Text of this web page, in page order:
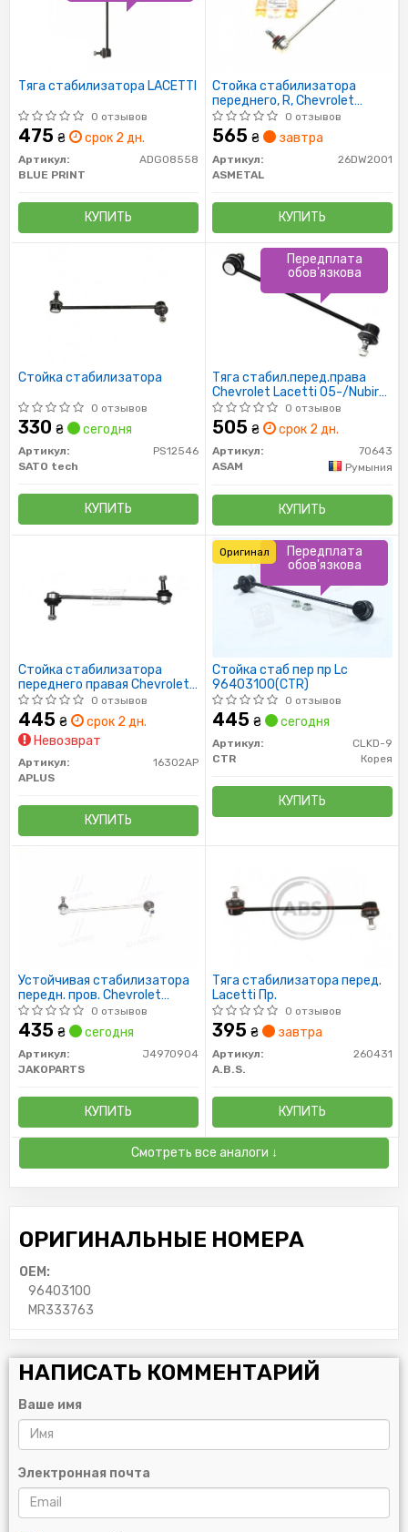
Тяга стабилизатора LACETTI
0 отзывов
475 ₴ срок 2 дн.
Артикул:
ADG08558
BLUE PRINT
КУПИТЬ
Стойка стабилизатора
переднего, R, Chevrolet
Lacetti 03-/Daewoo Lacetti,
Nubira 03-
0 отзывов
565 ₴ завтра
Артикул:
26DW2001
ASMETAL
КУПИТЬ
Стойка стабилизатора
0 отзывов
330 ₴ сегодня
Артикул:
PS12546
SATO tech
КУПИТЬ
Тяга стабил.перед.права
Chevrolet Lacetti 05-/Nubira
03-
0 отзывов
505 ₴ срок 2 дн.
Артикул:
70643
ASAM
Румыния
КУПИТЬ
Передплата
обов'язкова
Стойка стабилизатора
переднего правая Chevrolet
Lacetti 04-
0 отзывов
445 ₴
срок 2 дн.
Невозврат
Артикул:
16302AP
APLUS
КУПИТЬ
Стойка стаб пер пр Lc
96403100(CTR)
0 отзывов
445 ₴ сегодня
Артикул:
CLKD-9
CTR
Корея
КУПИТЬ
Передплата
обов'язкова
Оригинал
Устойчивая стабилизатора
передн. пров. Chevrolet
Lacetti -13, Daewoo Nubira
-09 (выр-во Jakoparts)
0 отзывов
435 ₴ сегодня
Артикул:
J4970904
JAKOPARTS
КУПИТЬ
Тяга cтабилизатора перед.
Lacetti Пр.
0 отзывов
395 ₴ завтра
Артикул:
260431
A.B.S.
КУПИТЬ
Смотреть все аналоги ↓
ОРИГИНАЛЬНЫЕ НОМЕРА
OEM:
96403100
MR333763
НАПИСАТЬ КОММЕНТАРИЙ
Ваше имя
Электронная почта